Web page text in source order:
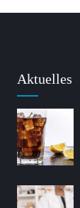
Aktuelles